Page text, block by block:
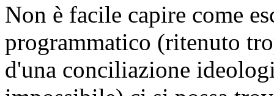
Non è facile capire come
programmatico (ritenuto
d'una conciliazione